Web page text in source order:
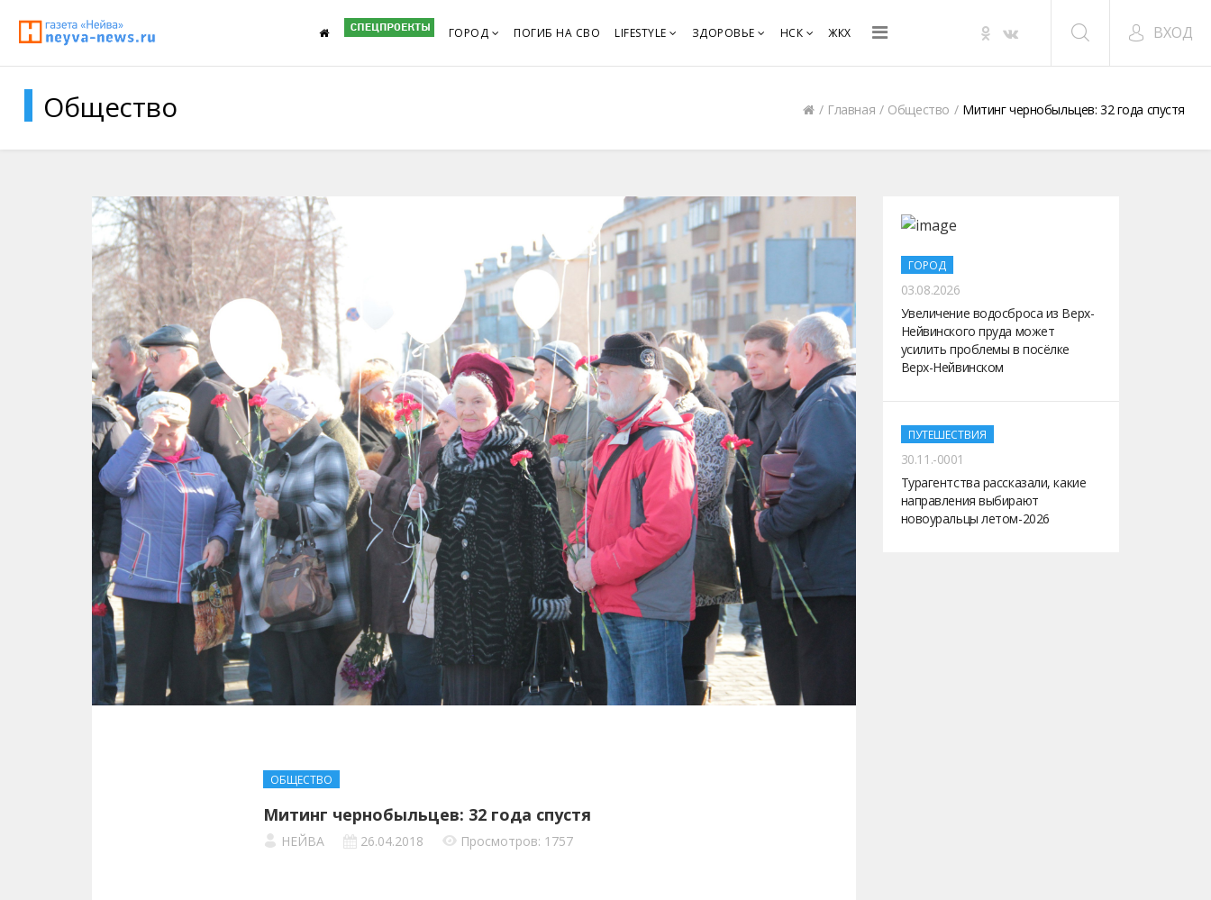
ГОРОД ПОГИБ НА СВО LIFESTYLE ЗДОРОВЬЕ НСК ЖКХ ВХОД
Общество Главная Общество Митинг чернобыльцев: 32 года спустя
ОБЩЕСТВО
Митинг чернобыльцев: 32 года спустя
НЕЙВА 26.04.2018 Просмотров: 1757
ГОРОД
03.08.2026
Увеличение водосброса из Верх-
Нейвинского пруда может
усилить проблемы в посёлке
Верх-Нейвинском
ПУТЕШЕСТВИЯ
30.11.-0001
Турагентства рассказали, какие
направления выбирают
новоуральцы летом-2026